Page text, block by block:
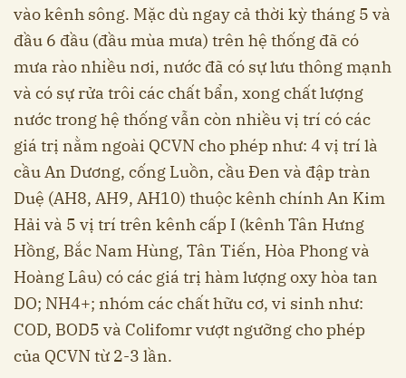
vào kênh sông. Mặc dù ngay cả thời kỳ tháng 5 và
đầu 6 đầu (đầu mùa mưa) trên hệ thống đã có
mưa rào nhiều nơi, nước đã có sự lưu thông mạnh
và có sự rửa trôi các chất bẩn, xong chất lượng
nước trong hệ thống vẫn còn nhiều vị trí có các
giá trị nằm ngoài QCVN cho phép như: 4 vị trí là
cầu An Dương, cống Luồn, cầu Đen và đập tràn
Duệ (AH8, AH9, AH10) thuộc kênh chính An Kim
Hải và 5 vị trí trên kênh cấp I (kênh Tân Hưng
Hồng, Bắc Nam Hùng, Tân Tiến, Hòa Phong và
Hoàng Lâu) có các giá trị hàm lượng oxy hòa tan
DO; NH4+; nhóm các chất hữu cơ, vi sinh như:
COD, BOD5 và Colifomr vượt ngưỡng cho phép
của QCVN từ 2-3 lần.